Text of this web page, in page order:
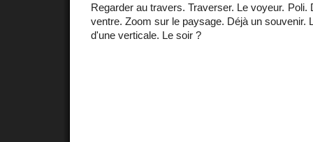
Regarder au travers. Traverser. Le voyeur. Poli.
ventre. Zoom sur le paysage. Déjà un souvenir.
d'une verticale. Le soir ?